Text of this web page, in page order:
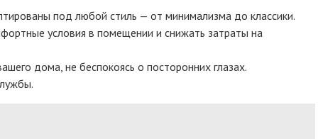
под любой стиль — от минимализма до классики.
условия в помещении и снижать затраты на
дома, не беспокоясь о посторонних глазах.